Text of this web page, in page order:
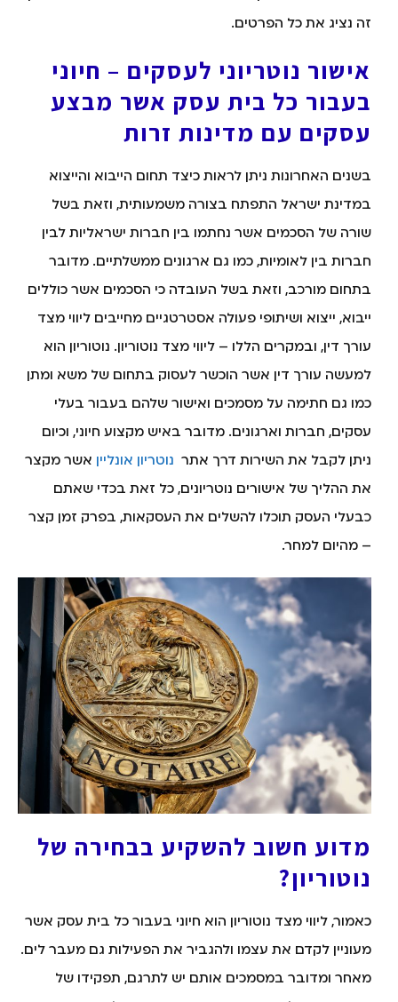
זה נציג את כל הפרטים.
אישור נוטריוני לעסקים – חיוני
בעבור כל בית עסק אשר מבצע
עסקים עם מדינות זרות
בשנים האחרונות ניתן לראות כיצד תחום הייבוא והייצוא
במדינת ישראל התפתח בצורה משמעותית, וזאת בשל
שורה של הסכמים אשר נחתמו בין חברות ישראליות לבין
חברות בין לאומיות, כמו גם ארגונים ממשלתיים. מדובר
בתחום מורכב, וזאת בשל העובדה כי הסכמים אשר כוללים
ייבוא, ייצוא ושיתופי פעולה אסטרטגיים מחייבים ליווי מצד
עורך דין, ובמקרים הללו – ליווי מצד נוטוריון. נוטוריון הוא
למעשה עורך דין אשר הוכשר לעסוק בתחום של משא ומתן
כמו גם חתימה על מסמכים ואישור שלהם בעבור בעלי
עסקים, חברות וארגונים. מדובר באיש מקצוע חיוני, וכיום
ניתן לקבל את השירות דרך אתר נוטריון אונליין אשר מקצר
את ההליך של אישורים נוטריונים, כל זאת בכדי שאתם
כבעלי העסק תוכלו להשלים את העסקאות, בפרק זמן קצר
– מהיום למחר.
מדוע חשוב להשקיע בבחירה של
נוטוריון?
כאמור, ליווי מצד נוטוריון הוא חיוני בעבור כל בית עסק אשר
מעוניין לקדם את עצמו ולהגביר את הפעילות גם מעבר לים.
מאחר ומדובר במסמכים אותם יש לתרגם, תפקידו של